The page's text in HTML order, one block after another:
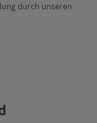
durch unseren